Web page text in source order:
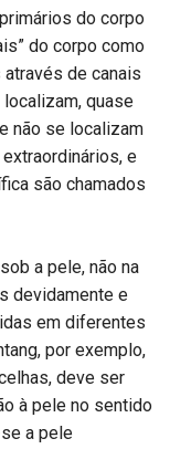
do corpo
do corpo como
de canais
quase
não se localizam
e
são chamados
a pele, não na
devidamente e
em diferentes
por exemplo,
deve ser
à pele no sentido
a pele